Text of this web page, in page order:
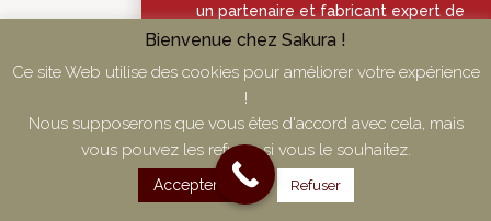
un partenaire et fabricant expert de
plus de45 ans d’expérience
votre industrie du Sushi en Europe.
meilleures et les plus fiables des
machines à sushi du marché pour
la production de sushi en grande
quantité.
Bienvenue chez Sakura !
Ce site Web utilise des cookies pour améliorer votre expérience
!
Nous supposerons que vous êtes d'accord avec cela, mais
vous pouvez les refuser si vous le souhaitez.
Accepter Refuser